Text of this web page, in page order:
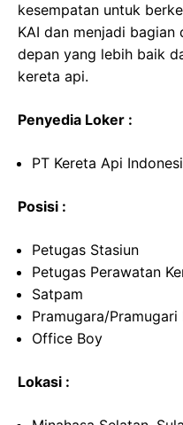
kesempatan untuk
KAI dan menjadi bagian
depan yang lebih baik
kereta api.
Penyedia Loker :
PT Kereta Api
Posisi :
Petugas Stasiun
Petugas Perawatan
Satpam
Pramugara/Pramugari
Office Boy
Lokasi :